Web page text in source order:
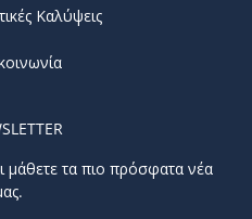
Καλύψεις
μάθετε τα πιο πρόσφατα νέα